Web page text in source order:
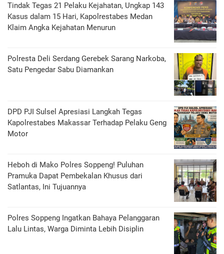
Tindak Tegas 21 Pelaku Kejahatan, Ungkap 143
Kasus dalam 15 Hari, Kapolrestabes Medan
Klaim Angka Kejahatan Menurun
Polresta Deli Serdang Gerebek Sarang Narkoba,
Satu Pengedar Sabu Diamankan
DPD PJI Sulsel Apresiasi Langkah Tegas
Kapolrestabes Makassar Terhadap Pelaku Geng
Motor
Heboh di Mako Polres Soppeng! Puluhan
Pramuka Dapat Pembekalan Khusus dari
Satlantas, Ini Tujuannya
Polres Soppeng Ingatkan Bahaya Pelanggaran
Lalu Lintas, Warga Diminta Lebih Disiplin